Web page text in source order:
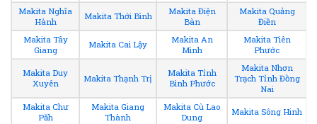
Makita Nghĩa
Hành
Makita Thới Bình
Makita Điện
Bàn
Makita Quảng
Điền
Makita Tây
Giang
Makita Cai Lậy
Makita An
Minh
Makita Tiên
Phước
Makita Duy
Xuyên
Makita Thạnh Trị
Makita Tỉnh
Bình Phước
Makita Nhơn
Trạch Tỉnh Đồng
Nai
Makita Chư
Păh
Makita Giang
Thành
Makita Cù Lao
Dung
Makita Sông Hinh